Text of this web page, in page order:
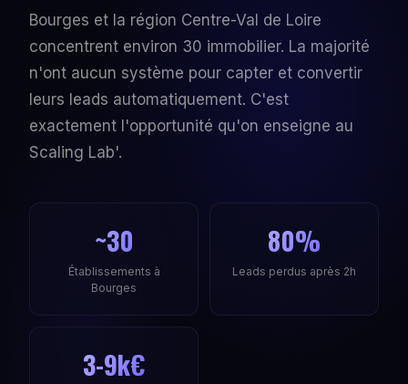
Bourges et la région Centre-Val de Loire
concentrent environ 30 immobilier. La majorité
n'ont aucun système pour capter et convertir
leurs leads automatiquement. C'est
exactement l'opportunité qu'on enseigne au
Scaling Lab'.
~30
Établissements à
Bourges
80%
Leads perdus après 2h
3-9k€